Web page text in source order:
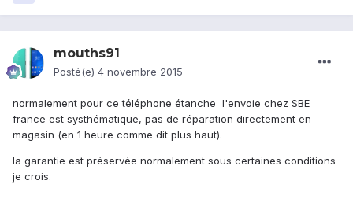
mouths91
Posté(e) 4 novembre 2015
normalement pour ce téléphone étanche l'envoie chez SBE
france est systhématique, pas de réparation directement en
magasin (en 1 heure comme dit plus haut).
la garantie est préservée normalement sous certaines conditions
je crois.